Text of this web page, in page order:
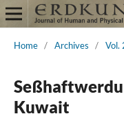
Home / Archives / Vol.
Kuwait